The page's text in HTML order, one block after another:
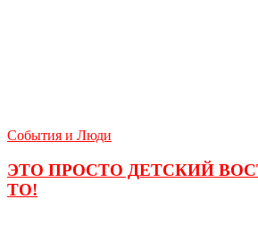
События и Люди
ЭТО ПРОСТО ДЕТСКИЙ
ТО!